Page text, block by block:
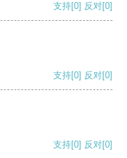
支持[0] 反对[0]
支持[0] 反对[0]
支持[0] 反对[0]